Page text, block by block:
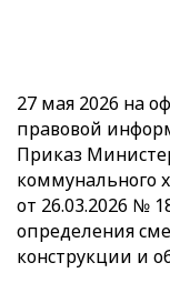
27 мая 2026 на
правовой
Приказ
коммунального
от 26.03.2026 №
определения
конструкции и